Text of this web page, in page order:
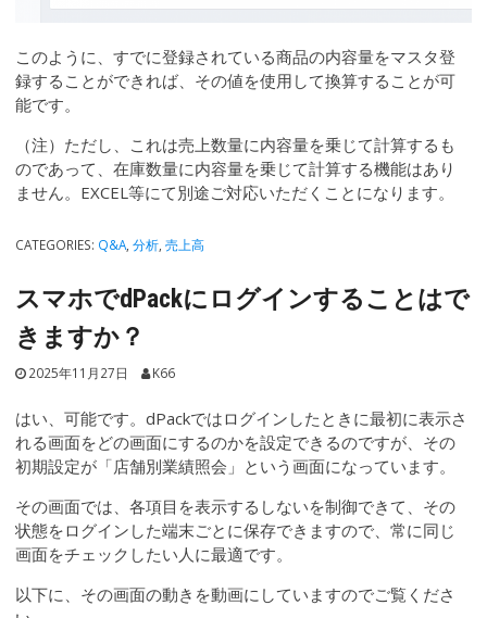
このように、すでに登録されている商品の内容量をマスタ登
録することができれば、その値を使用して換算することが可
能です。
（注）ただし、これは売上数量に内容量を乗じて計算するも
のであって、在庫数量に内容量を乗じて計算する機能はあり
ません。EXCEL等にて別途ご対応いただくことになります。
CATEGORIES: Q&A ,分析 ,売上高
スマホでdPackにログインすることはで
きますか？
2025年11月27日 K66
はい、可能です。dPackではログインしたときに最初に表示さ
れる画面をどの画面にするのかを設定できるのですが、その
初期設定が「店舗別業績照会」という画面になっています。
その画面では、各項目を表示するしないを制御できて、その
状態をログインした端末ごとに保存できますので、常に同じ
画面をチェックしたい人に最適です。
以下に、その画面の動きを動画にしていますのでご覧くださ